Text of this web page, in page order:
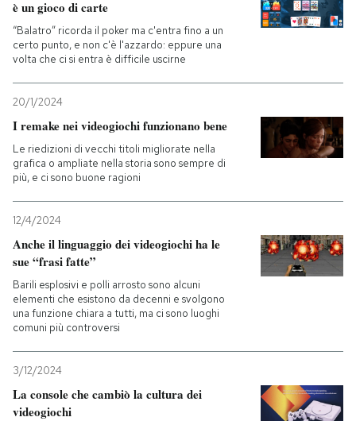
è un gioco di carte
“Balatro” ricorda il poker ma c'entra fino a un
certo punto, e non c'è l'azzardo: eppure una
volta che ci si entra è difficile uscirne
20/1/2024
I remake nei videogiochi funzionano bene
Le riedizioni di vecchi titoli migliorate nella
grafica o ampliate nella storia sono sempre di
più, e ci sono buone ragioni
12/4/2024
Anche il linguaggio dei videogiochi ha le
sue “frasi fatte”
Barili esplosivi e polli arrosto sono alcuni
elementi che esistono da decenni e svolgono
una funzione chiara a tutti, ma ci sono luoghi
comuni più controversi
3/12/2024
La console che cambiò la cultura dei
videogiochi